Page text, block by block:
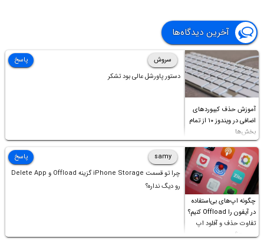
آخرین دیدگاه‌ها
آموزش حذف کیبوردهای
اضافی در ویندوز ۱۰ از تمام
بخش‌ها
سروش
دستور پاورشل عالی بود تشکر
پاسخ
چگونه اپ‌های بی‌استفاده
در آیفون را Offload کنیم؟
تفاوت حذف و آفلود اپ
چیست؟
samy
چرا تو قسمت iPhone Storage گزینه Offload و Delete App
رو دیگ نداره؟
پاسخ